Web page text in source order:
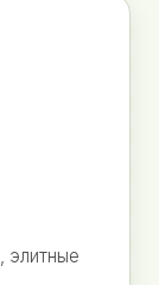
элитные